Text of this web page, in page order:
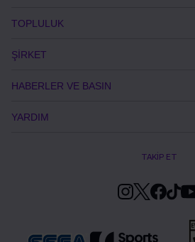
TOPLULUK
ŞİRKET
HABERLER VE BASIN
YARDIM
TAKİP ET